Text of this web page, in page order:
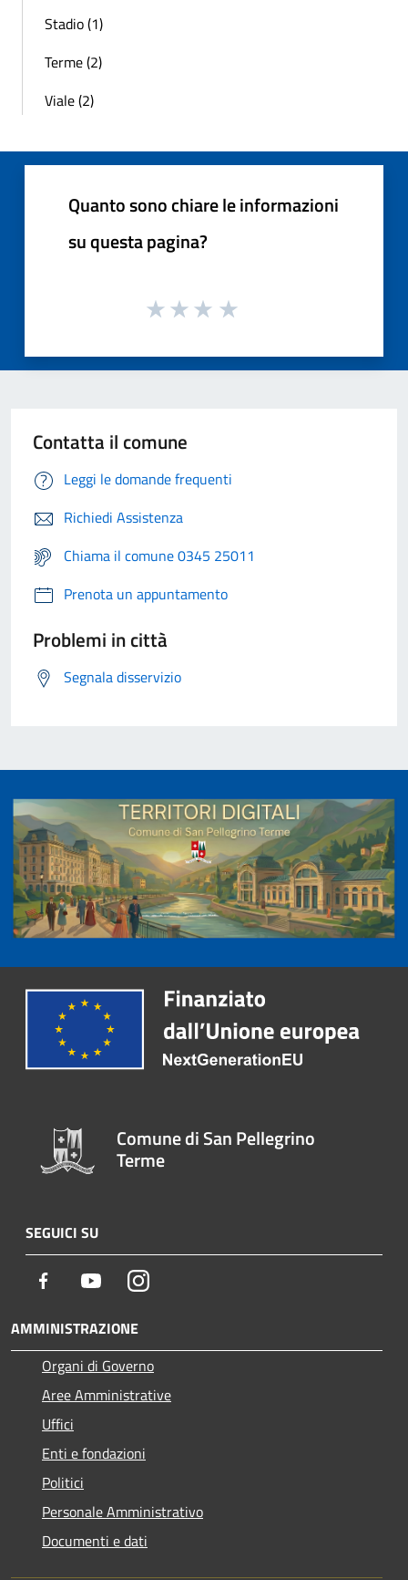
Stadio (1)
Terme (2)
Viale (2)
Quanto sono chiare le informazioni
su questa pagina?
Contatta il comune
Leggi le domande frequenti
Richiedi Assistenza
Chiama il comune 0345 25011
Prenota un appuntamento
Problemi in città
Segnala disservizio
Comune di San Pellegrino
Terme
SEGUICI SU
Facebook YoutubeInstagram
AMMINISTRAZIONE
Organi di Governo
Aree Amministrative
Uffici
Enti e fondazioni
Politici
Personale Amministrativo
Documenti e dati